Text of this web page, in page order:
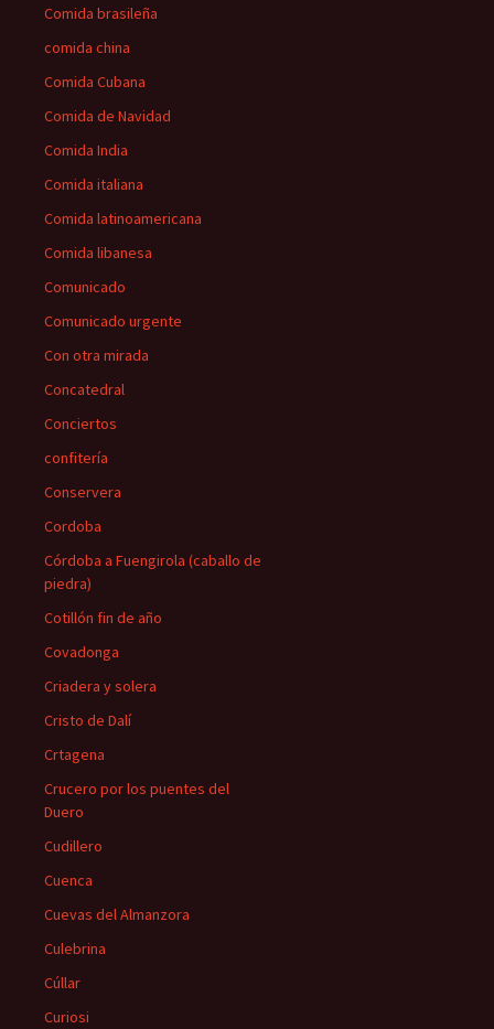
Comida brasileña
comida china
Comida Cubana
Comida de Navidad
Comida India
Comida italiana
Comida latinoamericana
Comida libanesa
Comunicado
Comunicado urgente
Con otra mirada
Concatedral
Conciertos
confitería
Conservera
Cordoba
Córdoba a Fuengirola (caballo de
piedra)
Cotillón fin de año
Covadonga
Criadera y solera
Cristo de Dalí
Crtagena
Crucero por los puentes del
Duero
Cudillero
Cuenca
Cuevas del Almanzora
Culebrina
Cúllar
Curiosi